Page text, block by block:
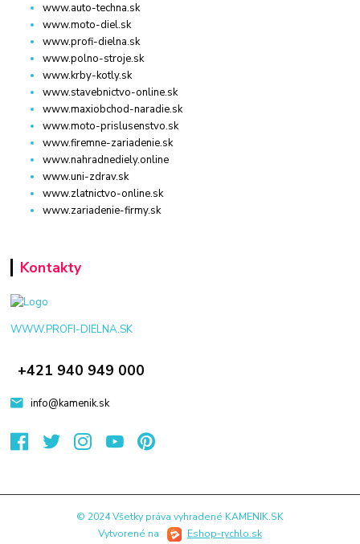
www.auto-techna.sk
www.moto-diel.sk
www.profi-dielna.sk
www.polno-stroje.sk
www.krby-kotly.sk
www.stavebnictvo-online.sk
www.maxiobchod-naradie.sk
www.moto-prislusenstvo.sk
www.firemne-zariadenie.sk
www.nahradnediely.online
www.uni-zdrav.sk
www.zlatnictvo-online.sk
www.zariadenie-firmy.sk
Kontakty
WWW.PROFI-DIELNA.SK
+421 940 949 000
info@kamenik.sk
© 2024 Všetky práva vyhradené KAMENIK.SK
Vytvorené na
Eshop-rychlo.sk